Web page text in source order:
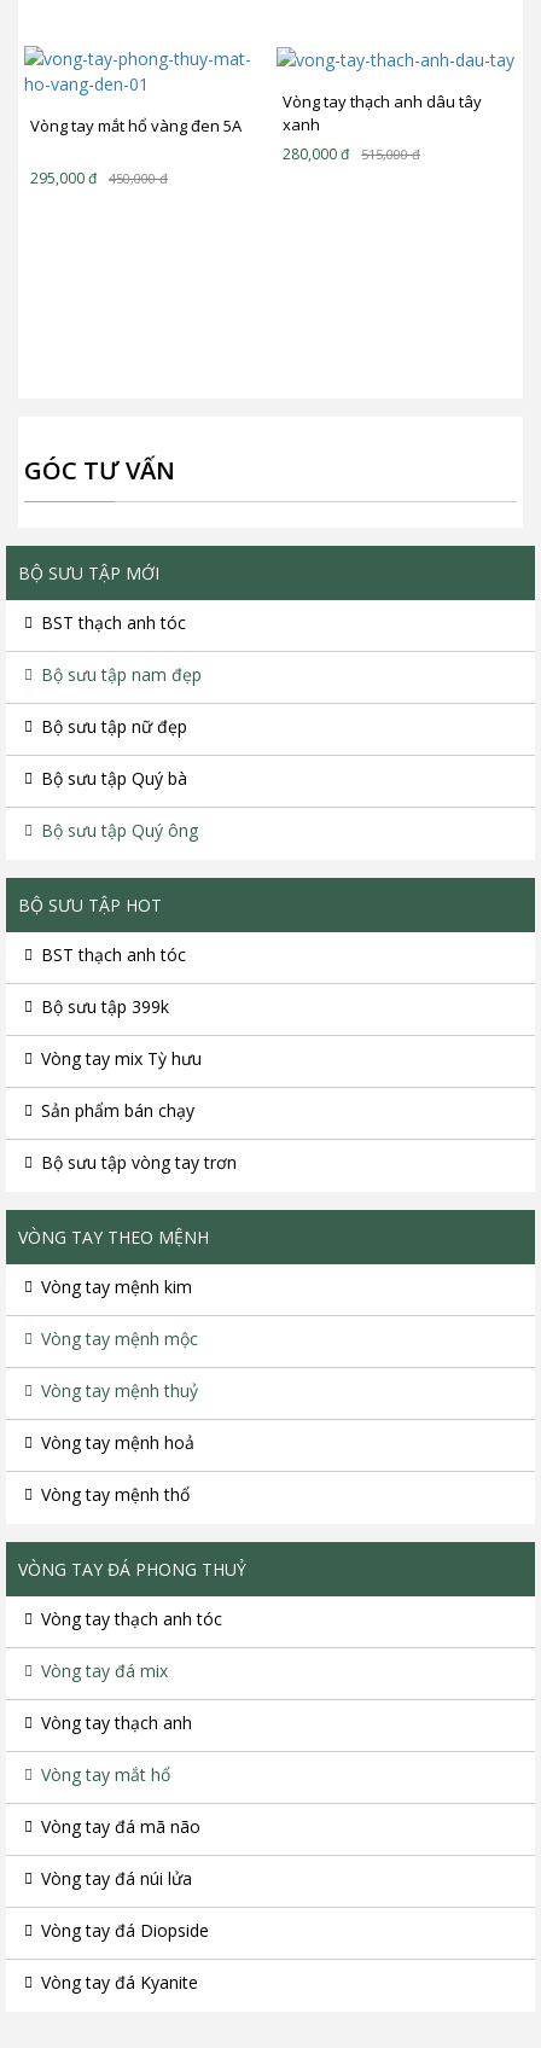
Vòng tay mắt hổ vàng đen 5A
450,000đ
295,000đ
Vòng tay thạch anh dâu tây
xanh
515,000đ
280,000đ
GÓC TƯ VẤN
BỘ SƯU TẬP MỚI
BST thạch anh tóc
Bộ sưu tập nam đẹp
Bộ sưu tập nữ đẹp
Bộ sưu tập Quý bà
Bộ sưu tập Quý ông
BỘ SƯU TẬP HOT
BST thạch anh tóc
Bộ sưu tập 399k
Vòng tay mix Tỳ hưu
Sản phẩm bán chạy
Bộ sưu tập vòng tay trơn
VÒNG TAY THEO MỆNH
Vòng tay mệnh kim
Vòng tay mệnh mộc
Vòng tay mệnh thuỷ
Vòng tay mệnh hoả
Vòng tay mệnh thổ
VÒNG TAY ĐÁ PHONG THUỶ
Vòng tay thạch anh tóc
Vòng tay đá mix
Vòng tay thạch anh
Vòng tay mắt hổ
Vòng tay đá mã não
Vòng tay đá núi lửa
Vòng tay đá Diopside
Vòng tay đá Kyanite